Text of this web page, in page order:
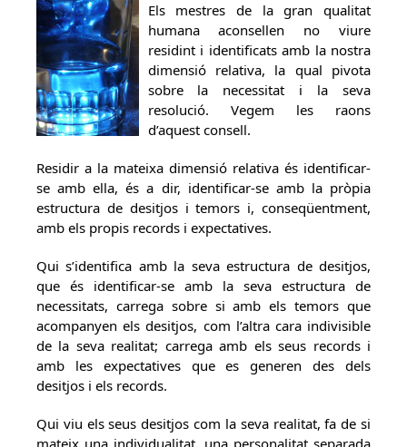
Els mestres de la gran qualitat
humana aconsellen no viure
residint i identificats amb la nostra
dimensió relativa, la qual pivota
sobre la necessitat i la seva
resolució. Vegem les raons
d’aquest consell.
Residir a la mateixa dimensió relativa és identificar-
se amb ella, és a dir, identificar-se amb la pròpia
estructura de desitjos i temors i, conseqüentment,
amb els propis records i expectatives.
Qui s’identifica amb la seva estructura de desitjos,
que és identificar-se amb la seva estructura de
necessitats, carrega sobre si amb els temors que
acompanyen els desitjos, com l’altra cara indivisible
de la seva realitat; carrega amb els seus records i
amb les expectatives que es generen des dels
desitjos i els records.
Qui viu els seus desitjos com la seva realitat, fa de si
mateix una individualitat, una personalitat separada